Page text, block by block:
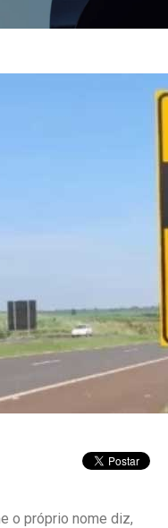
o próprio nome diz,